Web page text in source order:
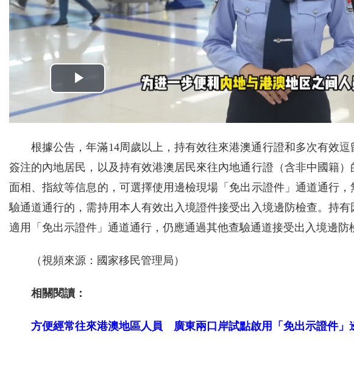
根據公告，年滿14周歲以上，持有效往來港澳通行證和多次有效
簽注的內地居民，以及持有效港澳居民來往內地通行證（含非中國籍
面相、指紋等信息的，可選擇使用邊檢現場「免出示證件」通道通行
驗通道通行的，需持用本人有效出入境證件接受出入境邊防檢查。持
適用「免出示證件」通道通行，仍應通過其他查驗通道接受出入境邊防
（視頻來源：國家移民管理局）
相關閱讀：
方便經常往來港澳地區人員 廣東兩口岸試點啟用「免出示證件」